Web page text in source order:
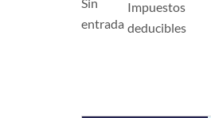
entrada
Impuestos
deducibles